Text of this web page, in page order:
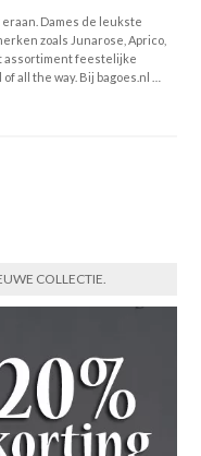
Dames de leukste
zoals Junarose, Aprico,
assortiment feestelijke
all the way. Bij bagoes.nl …
COLLECTIE.